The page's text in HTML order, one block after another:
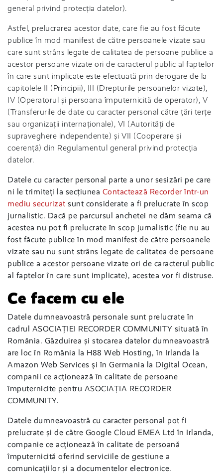
general privind protecția datelor).
Astfel, prelucrarea acestor date, care fie au fost făcute
publice în mod manifest de către persoanele vizate sau
care sunt strâns legate de calitatea de persoane publice a
acestor persoane vizate ori de caracterul public al faptelor
în care sunt implicate este efectuată prin derogare de la
capitolele II (Principii), III (Drepturile persoanelor vizate),
IV (Operatorul și persoana împuternicită de operator), V
(Transferurile de date cu caracter personal către țări terțe
sau organizații internaționale), VI (Autorități de
supraveghere independente) și VII (Cooperare și
coerență) din Regulamentul general privind protecția
datelor.
Datele cu caracter personal parte a unor sesizări pe care
ni le trimiteți la secțiunea Contactează Recorder într-un
mediu securizat sunt considerate a fi prelucrate în scop
jurnalistic. Dacă pe parcursul anchetei ne dăm seama că
acestea nu pot fi prelucrate în scop jurnalistic (fie nu au
fost făcute publice în mod manifest de către persoanele
vizate sau nu sunt strâns legate de calitatea de persoane
publice a acestor persoane vizate ori de caracterul public
al faptelor în care sunt implicate), acestea vor fi distruse.
Ce facem cu ele
Datele dumneavoastră personale sunt prelucrate în
cadrul ASOCIAȚIEI RECORDER COMMUNITY situată în
România. Găzduirea și stocarea datelor dumneavoastră
are loc în România la H88 Web Hosting, în Irlanda la
Amazon Web Services și în Germania la Digital Ocean,
companii ce acționează în calitate de persoane
împuternicite pentru ASOCIAȚIA RECORDER
COMMUNITY.
Datele dumneavoastră cu caracter personal pot fi
prelucrate și de către Google Cloud EMEA Ltd în Irlanda,
companie ce acționează în calitate de persoană
împuternicită oferind serviciile de gestiune a
comunicațiilor și a documentelor electronice.